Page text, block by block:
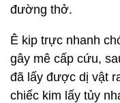
đường thở.
Ê kip trực nhanh
gây mê cấp cứu,
đã lấy được dị vật
chiếc kim lấy tủy